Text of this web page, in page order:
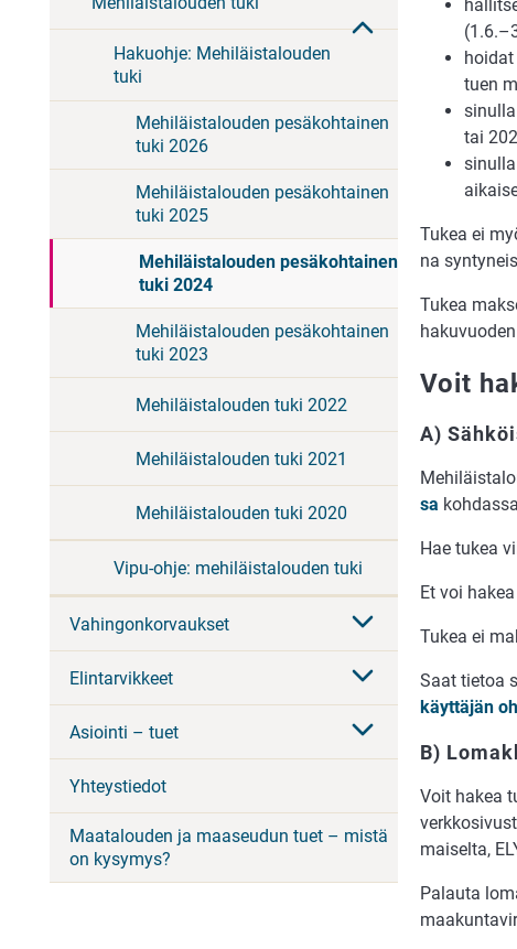
Hakuohje: Mehiläistalouden
tuki
Mehiläistalouden pesäkohtainen
tuki 2026
Mehiläistalouden pesäkohtainen
tuki 2025
Mehiläistalouden pesäkohtainen
tuki 2024
Mehiläistalouden pesäkohtainen
tuki 2023
Mehiläistalouden tuki 2022
Mehiläistalouden tuki 2021
Mehiläistalouden tuki 2020
Vipu-ohje: mehiläistalouden tuki
Vahingonkorvaukset
Elintarvikkeet
Asiointi – tuet
Yhteystiedot
Maatalouden ja maaseudun tuet – mistä
on kysymys?
tuen
tai
Tu­kea ei
na
Tukea
Voit
A)
sa
Hae tu­kea
Et voi
Tu­kea ei
Saat tie­toa
käyttäjän
B)
Voit hakea
mai­sel­ta,
Palauta